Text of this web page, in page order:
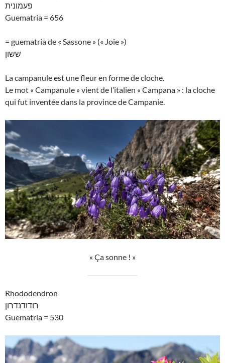
פעמונית
Guematria = 656
= guematria de « Sassone » (« Joie »)
ששון
La campanule est une fleur en forme de cloche.
Le mot « Campanule » vient de l’italien « Campana » : la cloche
qui fut inventée dans la province de Campanie.
« Ça sonne ! »
Rhododendron
רודודנדרון
Guematria = 530